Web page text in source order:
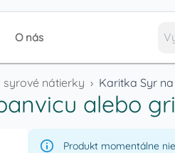
O nás
syrové nátierky › Karitka Syr
alebo
Produkt momentálne